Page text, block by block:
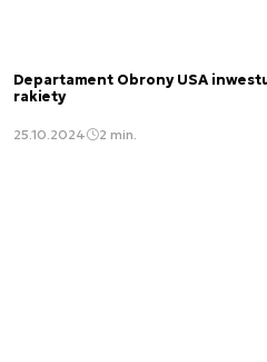
Departament Obrony USA
rakiety
25.10.2024 2 min.